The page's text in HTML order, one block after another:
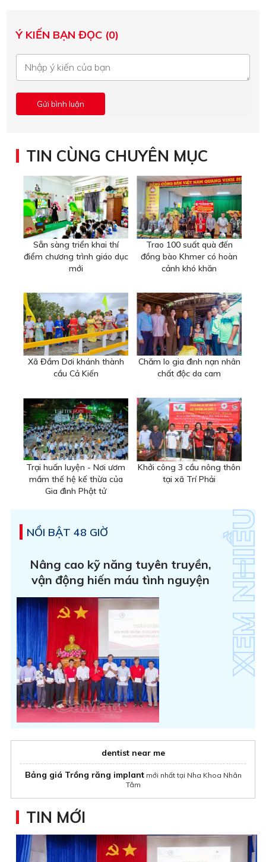
Ý KIẾN BẠN ĐỌC (0)
TIN CÙNG CHUYÊN MỤC
Sẵn sàng triển khai thí
điểm chương trình giáo dục
mới
Trao 100 suất quà đến
đồng bào Khmer có hoàn
cảnh khó khăn
Xã Đầm Dơi khánh thành
cầu Cả Kiến
Chăm lo gia đình nạn nhân
chất độc da cam
Trại huấn luyện - Nơi ươm
mầm thế hệ kế thừa của
Gia đình Phật tử
Khởi công 3 cầu nông thôn
tại xã Trí Phải
NỔI BẬT 48 GIỜ
Nâng cao kỹ năng tuyên truyền,
vận động hiến máu tình nguyện
dentist near me
Bảng giá Trồng răng implantmới nhất tại Nha Khoa Nhân
Tâm
TIN MỚI